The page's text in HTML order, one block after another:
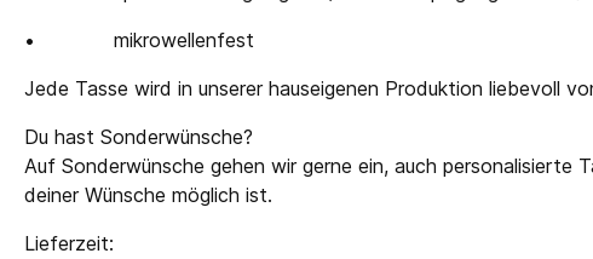
•
mikrowellenfest
Jede Tasse wird in unserer hauseigenen Produktion liebevoll
Du hast Sonderwünsche?
Auf Sonderwünsche gehen wir gerne ein, auch personalisierte
deiner Wünsche möglich ist.
Lieferzeit: